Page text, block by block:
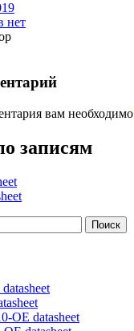
нет
вам необходимо
записям
OE datasheet